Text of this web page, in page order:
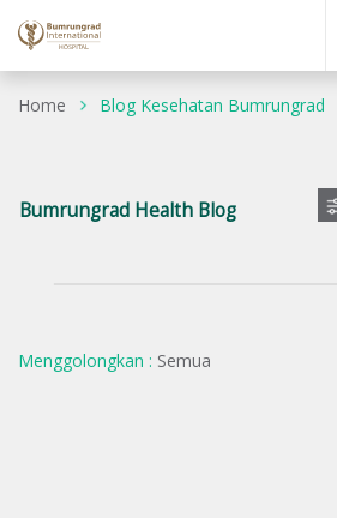
Home Blog Kesehatan Bumrungrad
Bumrungrad Health Blog
Menggolongkan : Semua